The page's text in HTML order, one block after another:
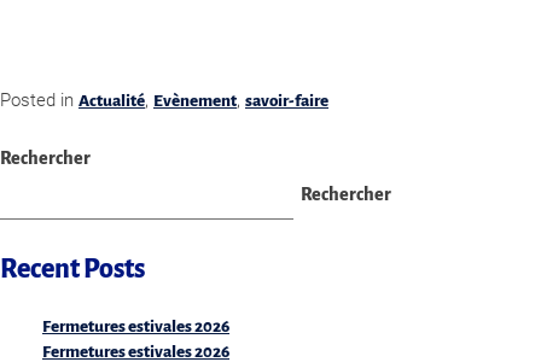
Posted in Actualité, Evènement, savoir-faire
Rechercher
Rechercher
Recent Posts
Fermetures estivales 2026
Fermetures estivales 2026